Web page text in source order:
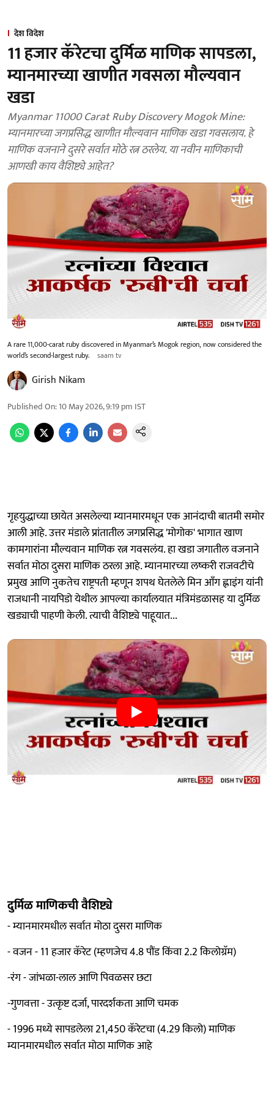
देश विदेश
11 हजार कॅरेटचा दुर्मिळ माणिक सापडला,
म्यानमारच्या खाणीत गवसला मौल्यवान
खडा
Myanmar 11000 Carat Ruby Discovery Mogok Mine:
म्यानमारच्या जगप्रसिद्ध खाणीत मौल्यवान माणिक खडा गवसलाय. हे
माणिक वजनाने दुसरे सर्वात मोठे रत्न ठरलेय. या नवीन माणिकाची
आणखी काय वैशिष्ट्ये आहेत?
A rare 11,000-carat ruby discovered in Myanmar’s Mogok region, now considered the
world’s second-largest ruby.
saam tv
Girish Nikam
Published On:10 May 2026, 9:19 pm IST
गृहयुद्धाच्या छायेत असलेल्या म्यानमारमधून एक आनंदाची बातमी समोर
आली आहे. उत्तर मंडाले प्रांतातील जगप्रसिद्ध 'मोगोक' भागात खाण
कामगारांना मौल्यवान माणिक रत्न गवसलंय. हा खडा जगातील वजनाने
सर्वात मोठा दुसरा माणिक ठरला आहे. म्यानमारच्या लष्करी राजवटीचे
प्रमुख आणि नुकतेच राष्ट्रपती म्हणून शपथ घेतलेले मिन आँग ह्लाइंग यांनी
राजधानी नायपिडो येथील आपल्या कार्यालयात मंत्रिमंडळासह या दुर्मिळ
खड्याची पाहणी केली. त्याची वैशिष्ट्ये पाहूयात...
दुर्मिळ माणिकची वैशिष्ट्ये
- म्यानमारमधील सर्वात मोठा दुसरा माणिक
- वजन - 11 हजार कॅरेट (म्हणजेच 4.8 पौंड किंवा 2.2 किलोग्रॅम)
-रंग - जांभळा-लाल आणि पिवळसर छटा
-गुणवत्ता - उत्कृष्ट दर्जा, पारदर्शकता आणि चमक
- 1996 मध्ये सापडलेला 21,450 कॅरेटचा (4.29 किलो) माणिक
म्यानमारमधील सर्वात मोठा माणिक आहे